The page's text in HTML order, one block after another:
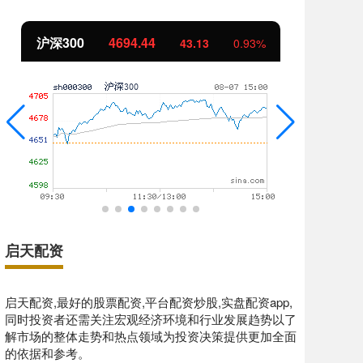
沪深300 4694.44 43.13 0.93%
启天配资
启天配资,最好的股票配资,平台配资炒股,实盘配资app,
同时投资者还需关注宏观经济环境和行业发展趋势以了
解市场的整体走势和热点领域为投资决策提供更加全面
的依据和参考。